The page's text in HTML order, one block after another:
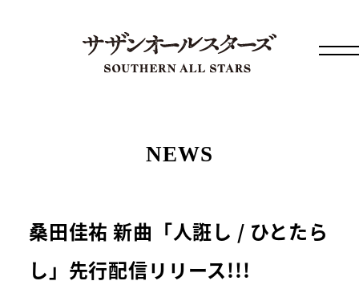
NEWS
桑田佳祐 新曲「人誑し / ひとたら
し」先行配信リリース!!!